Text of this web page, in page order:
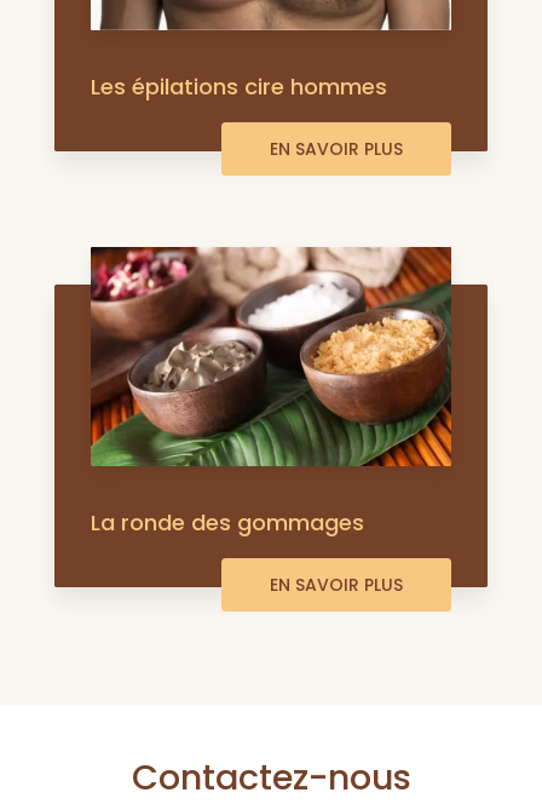
Les épilations cire hommes
EN SAVOIR PLUS
La ronde des gommages
EN SAVOIR PLUS
Contactez-nous